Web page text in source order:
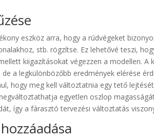
eszköz arra, hogy a rúdvégeket
stb. rögzítse. Ez lehetővé teszi,
kiigazításokat végezzen a modellen. A
a legkülönbözőbb eredmények elérése
hogy meg kell változtatnia egy tető
egyetlen oszlop
így a fárasztó tervezési változtatás